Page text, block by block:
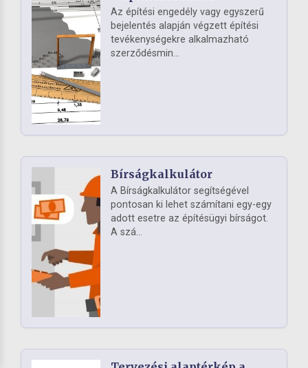
Az építési engedély vagy egyszerű
bejelentés alapján végzett építési
tevékenységekre alkalmazható
szerződésmin...
Bírságkalkulátor
A Bírságkalkulátor segítségével
pontosan ki lehet számítani egy-egy
adott esetre az építésügyi bírságot.
A szá...